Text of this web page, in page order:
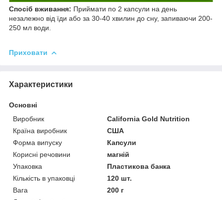
Спосіб вживання: Приймати по 2 капсули на день
незалежно від їди або за 30-40 хвилин до сну, запиваючи 200-
250 мл води.
Приховати
Характеристики
Основні
Виробник
California Gold Nutrition
Країна виробник
США
Форма випуску
Капсули
Корисні речовини
магній
Упаковка
Пластикова банка
Кількість в упаковці
120 шт.
Вага
200 г